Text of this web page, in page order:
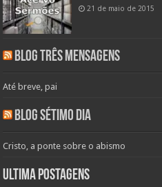
21 de maio de 2015
Blog Três Mensagens
Até breve, pai
Blog Sétimo Dia
Cristo, a ponte sobre o abismo
Ultima Postagens